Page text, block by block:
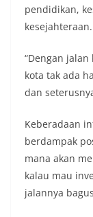
pendidikan,
kesejahteraan.
“Dengan
kota tak ada
dan
Keberadaan
berdampak
mana akan
kalau mau
jalannya